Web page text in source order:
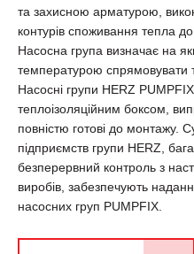
та захисною арматурою,
контурів споживання тепла
Насосна група визначає на
температурою спрямовувати
Насосні групи HERZ
теплоізоляційним боксом,
повністю готові до монтажу.
підприємств групи HERZ,
безперервний контроль з
виробів, забезпечують
насосних груп PUMPFIX.